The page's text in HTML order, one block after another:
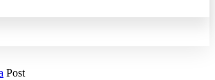
Post